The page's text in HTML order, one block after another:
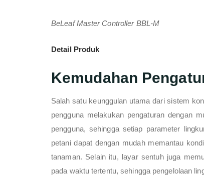
BeLeaf Master Controller BBL-M
Detail Produk
Kemudahan
Salah satu keunggulan utama dari sistem
pengguna melakukan pengaturan dengan
pengguna, sehingga setiap parameter
petani dapat dengan mudah memantau
tanaman. Selain itu, layar sentuh juga
pada waktu tertentu, sehingga pengelolaan